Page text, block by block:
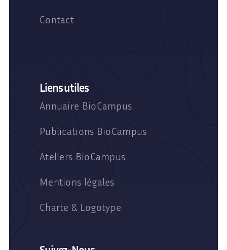
Contact
Liens utiles
Annuaire BioCampus
Publications BioCampus
Ateliers BioCampus
Mentions légales
Charte & Logotype